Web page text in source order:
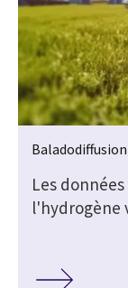
Baladodiffusion
Les
l'hydrogène